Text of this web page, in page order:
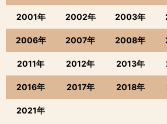
2001年 2002年 2003年
2006年 2007年 2008年
2011年 2012年 2013年
2016年 2017年 2018年
2021年